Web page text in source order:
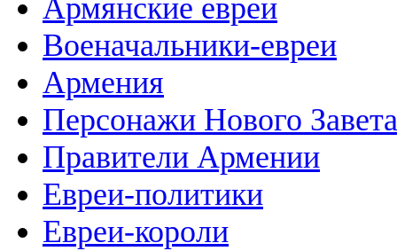
Армянские евреи
Военачальники-евреи
Армения
Персонажи Нового Завета
Правители Армении
Евреи-политики
Евреи-короли